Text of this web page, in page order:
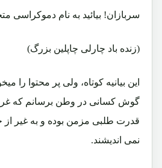
سربازان! بيائيد به نام دموكراسی
(زنده باد چارلی چاپلین بزرگ)
این بیانیه کوتاه، ولی پر محتوا را
گوش کسانی در وطن برسانم که
قدرت طلبی مزمن بوده و به غیر از
نمی اندیشند.